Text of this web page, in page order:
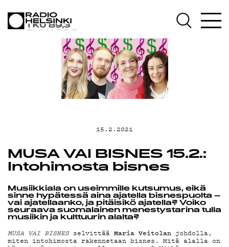
OHJELMAT
TEKIJÄT
ON-DEMAND
PODCAST
MAINOSTA
15.2.2021
MUSA VAI BISNES 15.2.:
Intohimosta bisnes
Musiikkiala on useimmille kutsumus, eikä
sinne hypätessä aina ajatella bisnespuolta –
vai ajatellaanko, ja pitäisikö ajatella? Voiko
seuraava suomalainen menestystarina tulla
musiikin ja kulttuurin alalta?
MUSA VAI BISNESselvittää Maria Veitolan johdolla,
miten intohimosta rakennetaan bisnes. Mitä alalla on